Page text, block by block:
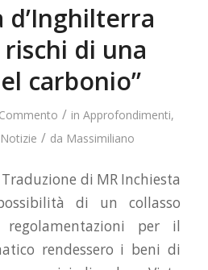
d’Inghilterra
di una
carbonio”
/ inApprofondimenti,
Notizie / da Massimiliano
Traduzione di MR Inchiesta
di un collasso
per il
rendessero i beni di